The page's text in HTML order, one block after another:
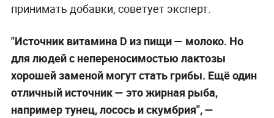
принимать добавки, советует эксперт.
"Источник витамина D из пищи — молоко. Но
для людей с непереносимостью лактозы
хорошей заменой могут стать грибы. Ещё один
отличный источник — это жирная рыба,
например тунец, лосось и скумбрия", —